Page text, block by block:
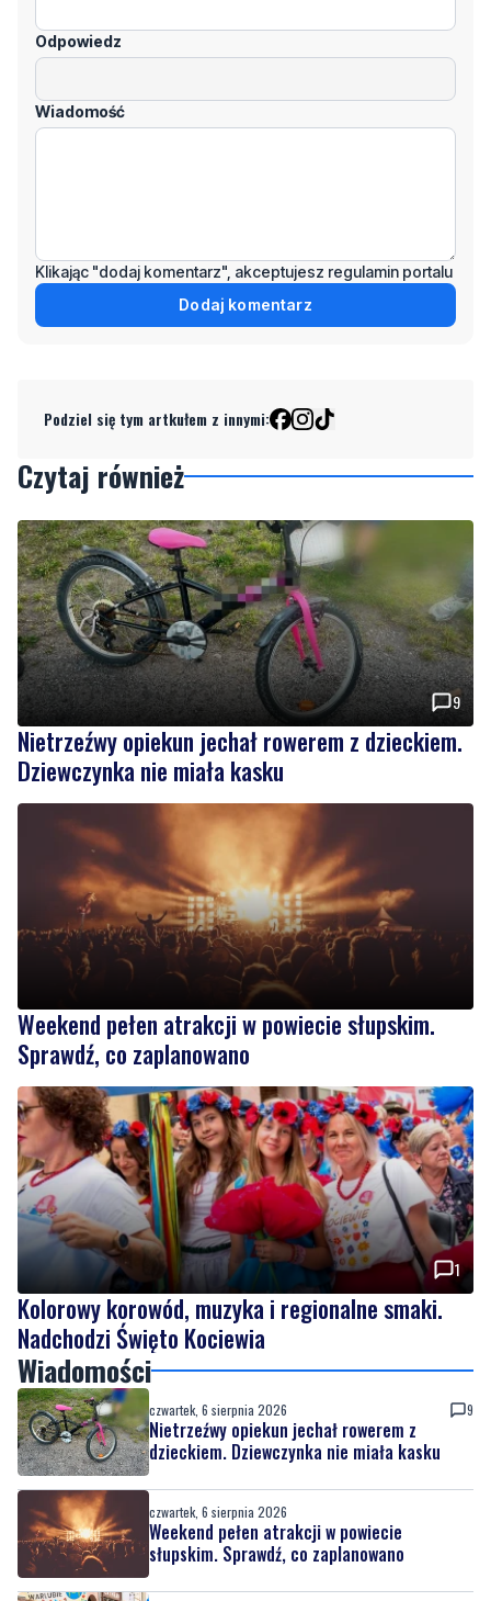
Odpowiedz
Wiadomość
Klikając "dodaj komentarz", akceptujesz regulamin portalu
Dodaj komentarz
Podziel się tym artkułem z innymi:
Czytaj również
9
Nietrzeźwy opiekun jechał rowerem z dzieckiem.
Dziewczynka nie miała kasku
Weekend pełen atrakcji w powiecie słupskim.
Sprawdź, co zaplanowano
1
Kolorowy korowód, muzyka i regionalne smaki.
Nadchodzi Święto Kociewia
Wiadomości
czwartek, 6 sierpnia 2026 9
Nietrzeźwy opiekun jechał rowerem z
dzieckiem. Dziewczynka nie miała kasku
czwartek, 6 sierpnia 2026
Weekend pełen atrakcji w powiecie
słupskim. Sprawdź, co zaplanowano